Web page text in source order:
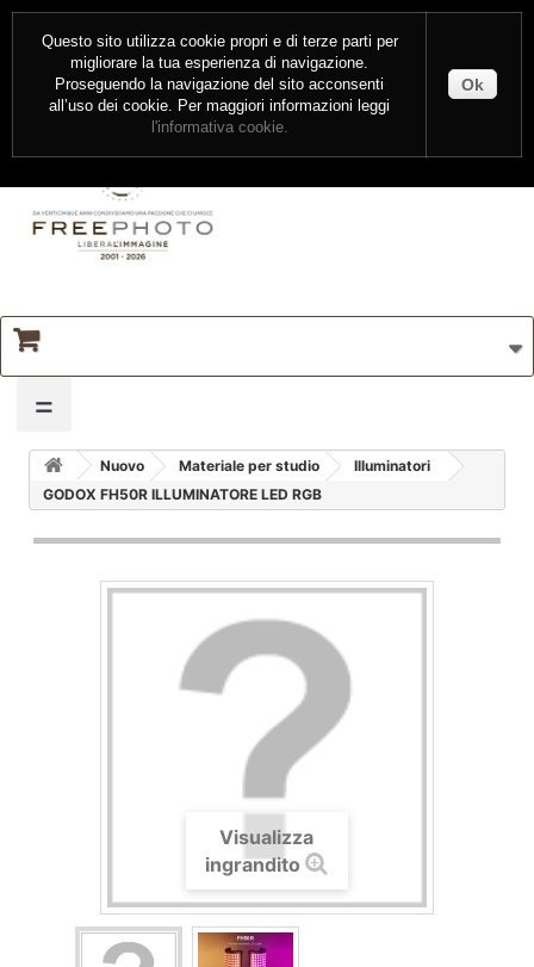
=
Nuovo Materiale per studio
Illuminatori
GODOX FH50R ILLUMINATORE LED RGB
Visualizza
ingrandito
Questo sito utilizza cookie propri e di terze parti per
migliorare la tua esperienza di navigazione.
Proseguendo la navigazione del sito acconsenti
all’uso dei cookie. Per maggiori informazioni leggi
l'informativa cookie.
Ok